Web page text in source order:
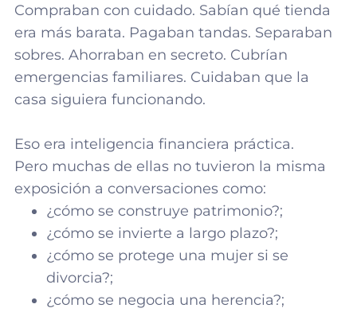
Compraban con cuidado. Sabían qué tienda
era más barata. Pagaban tandas. Separaban
sobres. Ahorraban en secreto. Cubrían
emergencias familiares. Cuidaban que la
casa siguiera funcionando.
Eso era inteligencia financiera práctica.
Pero muchas de ellas no tuvieron la misma
exposición a conversaciones como:
¿cómo se construye patrimonio?;
¿cómo se invierte a largo plazo?;
¿cómo se protege una mujer si se
divorcia?;
¿cómo se negocia una herencia?;